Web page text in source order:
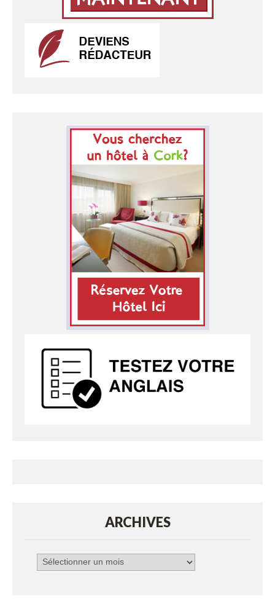
ARCHIVES
Archives